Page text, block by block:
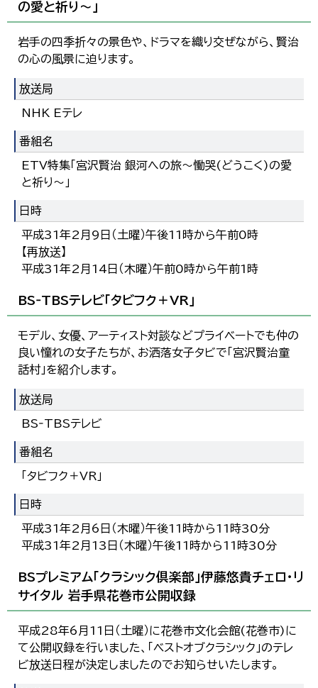
の愛と祈り～」
岩手の四季折々の景色や、ドラマを織り交ぜながら、賢治
の心の風景に迫ります。
放送局
NHK Eテレ
番組名
ETV特集「宮沢賢治 銀河への旅～慟哭(どうこく)の愛
と祈り～」
日時
平成31年2月9日（土曜）午後11時から午前0時
【再放送】
平成31年2月14日（木曜）午前0時から午前1時
BS‐TBSテレビ「タビフク＋VR」
モデル、女優、アーティスト対談などプライベートでも仲の
良い憧れの女子たちが、お洒落女子タビで「宮沢賢治童
話村」を紹介します。
放送局
BS‐TBSテレビ
番組名
「タビフク＋VR」
日時
平成31年2月6日（木曜）午後11時から11時30分
平成31年2月13日（木曜）午後11時から11時30分
BSプレミアム「クラシック倶楽部」伊藤悠貴チェロ・リ
サイタル 岩手県花巻市公開収録
平成28年6月11日（土曜）に花巻市文化会館(花巻市)に
て公開収録を行いました、「ベストオブクラシック」のテレ
ビ放送日程が決定しましたのでお知らせいたします。